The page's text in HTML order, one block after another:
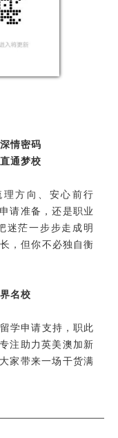
情密码
通梦校
方向、安心前行
请准备，还是职业
迷茫一步步走成明
，但你不必独自衡
名校
学申请支持，职此
注助力英美澳加新
家带来一场干货满